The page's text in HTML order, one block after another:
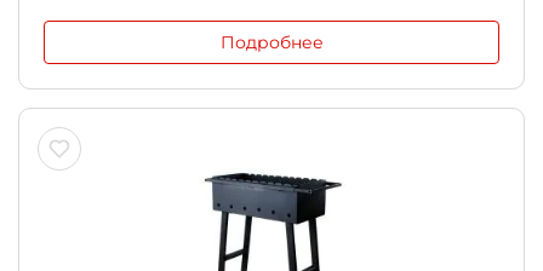
Подробнее